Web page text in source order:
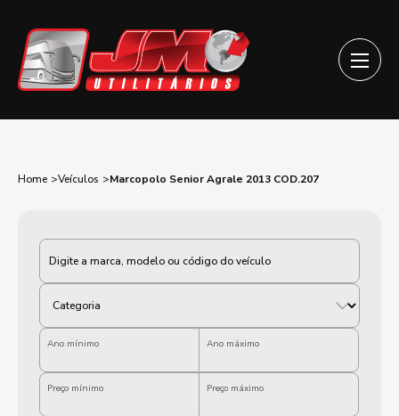
Home Veículos Marcopolo Senior Agrale 2013 COD.207
Categoria
Ano mínimo Ano máximo
Preço mínimo Preço máximo